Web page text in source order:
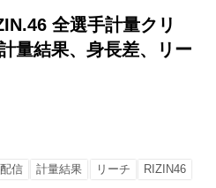
全選手計量クリ
量結果、身長差、リー
信 計量結果 リーチ RIZIN46